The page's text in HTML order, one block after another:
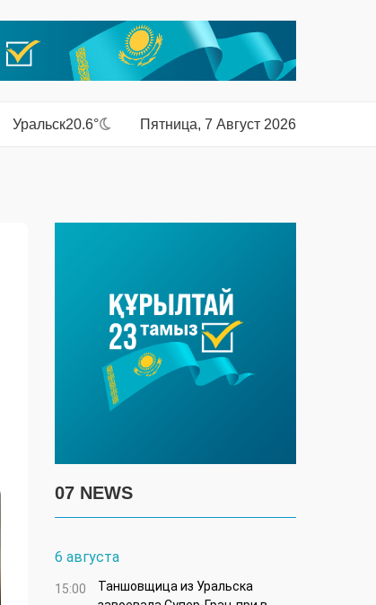
Уральск20.6° Пятница, 7 Август 2026
07 NEWS
6 августа
15:00
Таншовщица из Уральска